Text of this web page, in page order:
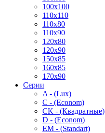
100x100
110x110
110x80
110x90
120x80
120x90
150x85
160x85
170x90
Серии
A - (Lux)
C - (Econom)
CK - (Квадратные)
D - (Econom)
EM - (Standart)